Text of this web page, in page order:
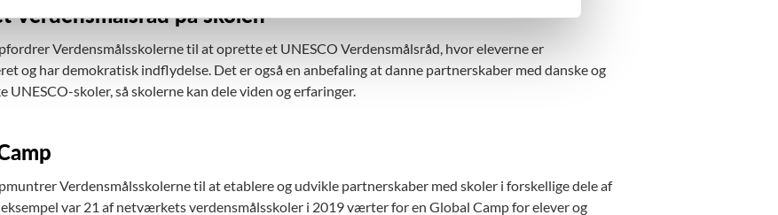
Verdensmålsråd på skolen
Verdensmålsskolerne til at oprette et UNESCO Verdensmålsråd, hvor eleverne er
og har demokratisk indflydelse. Det er også en anbefaling at danne partnerskaber med danske og
UNESCO-skoler, så skolerne kan dele viden og erfaringer.
Verdensmålsskolerne til at etablere og udvikle partnerskaber med skoler i forskellige dele af
var 21 af netværkets verdensmålsskoler i 2019 værter for en Global Camp for elever og